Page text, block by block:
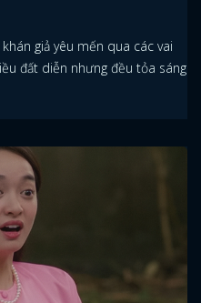
giả yêu mến qua các vai
đất diễn nhưng đều tỏa sáng